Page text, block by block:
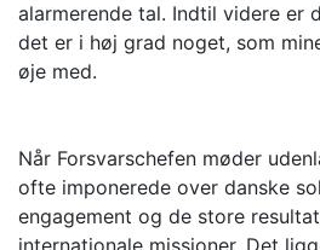
alarmerende tal. Indtil videre
det er i høj grad noget, som
øje med.
Når Forsvarschefen møder
ofte imponerede over danske
engagement og de store